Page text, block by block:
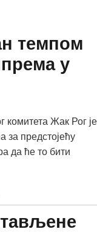
темпом
у
комитета Жак Рог је
предстојећу
да ће то бити